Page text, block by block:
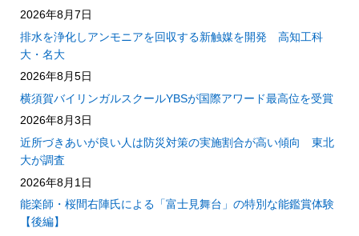
2026年8月7日
排水を浄化しアンモニアを回収する新触媒を開発 高知工科
大・名大
2026年8月5日
横須賀バイリンガルスクールYBSが国際アワード最高位を受賞
2026年8月3日
近所づきあいが良い人は防災対策の実施割合が高い傾向 東北
大が調査
2026年8月1日
能楽師・桜間右陣氏による「富士見舞台」の特別な能鑑賞体験
【後編】